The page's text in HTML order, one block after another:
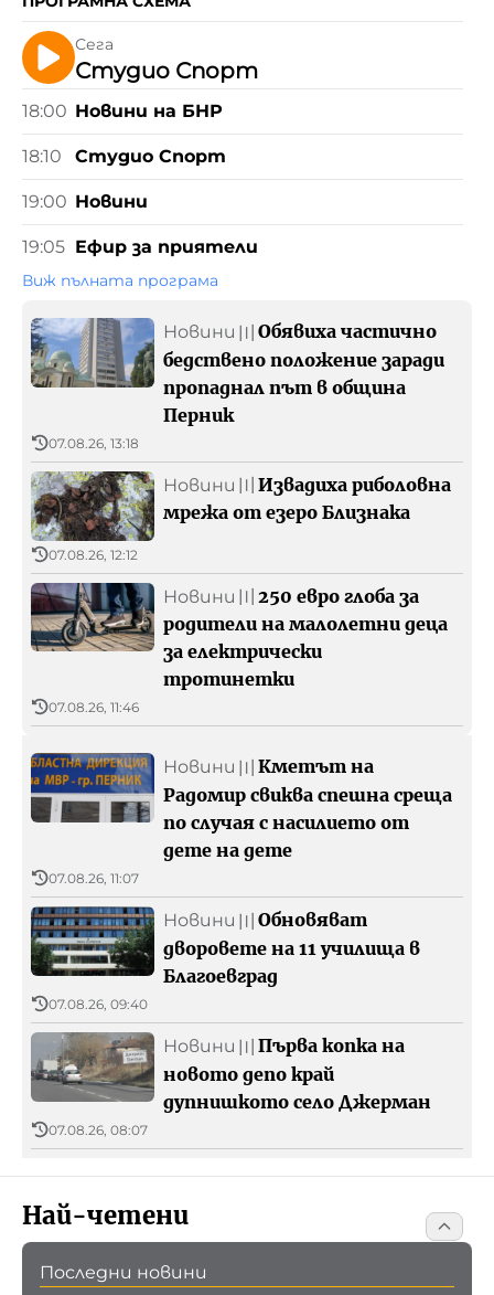
Реклама
БНР
Детското.БНР
Архивен фонд на БНР
Сега
Студио Спорт
18:00 Новини на БНР
18:10 Студио Спорт
19:00 Новини
19:05 Ефир за приятели
Виж пълната програма
Новини 〣 Обявиха частично
бедствено положение заради
пропаднал път в община
Перник
07.08.26, 13:18
Новини 〣 Извадиха риболовна
мрежа от езеро Близнака
07.08.26, 12:12
Новини 〣 250 евро глоба за
родители на малолетни деца
за електрически
тротинетки
07.08.26, 11:46
Новини 〣 Кметът на
Радомир свиква спешна среща
по случая с насилието от
дете на дете
07.08.26, 11:07
Новини 〣 Обновяват
дворовете на 11 училища в
Благоевград
07.08.26, 09:40
Новини 〣 Първа копка на
новото депо край
дупнишкото село Джерман
07.08.26, 08:07
Най-четени
Последни новини